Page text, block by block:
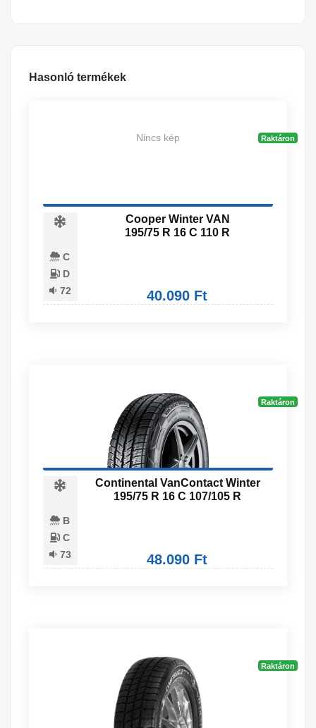
Hasonló termékek
Raktáron
Nincs kép
C
D
72
Cooper Winter VAN
195/75 R 16 C 110 R
40.090 Ft
Raktáron
B
C
73
Continental VanContact Winter
195/75 R 16 C 107/105 R
48.090 Ft
Raktáron